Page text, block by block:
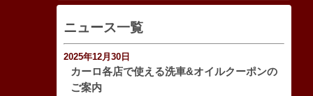
ニュース一覧
2025年12月30日
カーロ各店で使える洗車&オイルクーポンの
ご案内